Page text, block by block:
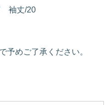
袖丈/20
予めご了承ください。